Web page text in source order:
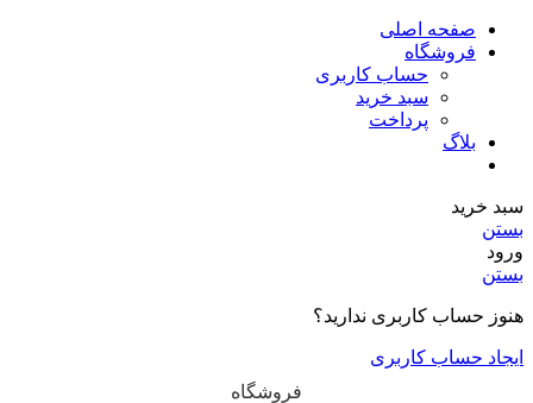
صفحه اصلی
فروشگاه
حساب کاربری
سبد خرید
پرداخت
بلاگ
سبد خرید
بستن
ورود
بستن
هنوز حساب کاربری ندارید؟
ایجاد حساب کاربری
فروشگاه